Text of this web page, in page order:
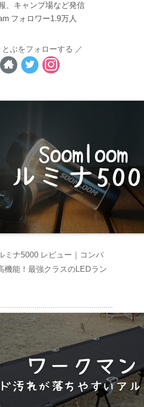
、キャンプ場など発信
フォロワー1.9万人
とぶをフォローする
ミナ5000 レビュー｜コンパ
機能！最強クラスのLEDラン